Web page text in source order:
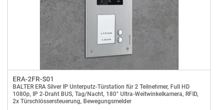
ERA-2FR-S01
BALTER ERA Silver IP Unterputz-Türstation für 2 Teilnehmer, Full HD
1080p, IP 2-Draht BUS, Tag/Nacht, 180° Ultra-Weitwinkelkamera, RFID,
2x Türschlössersteuerung, Bewegungsmelder